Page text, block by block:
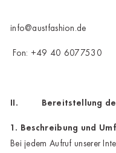
info@austfashion.de
Fon: +49 40 6077530
II. Bereitstellung
1. Beschreibung und
Bei jedem Aufruf unserer